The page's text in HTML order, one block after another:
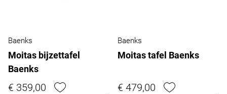
Baenks
Moitas bijzettafel
Baenks
€ 359,00
Baenks
Moitas tafel Baenks
€ 479,00